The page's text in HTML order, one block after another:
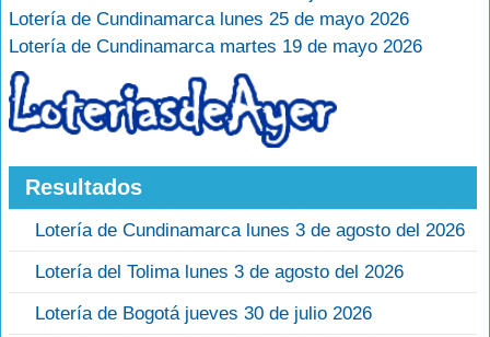
Lotería de Cundinamarca lunes 25 de mayo 2026
Lotería de Cundinamarca martes 19 de mayo 2026
Resultados
Lotería de Cundinamarca lunes 3 de agosto del 2026
Lotería del Tolima lunes 3 de agosto del 2026
Lotería de Bogotá jueves 30 de julio 2026